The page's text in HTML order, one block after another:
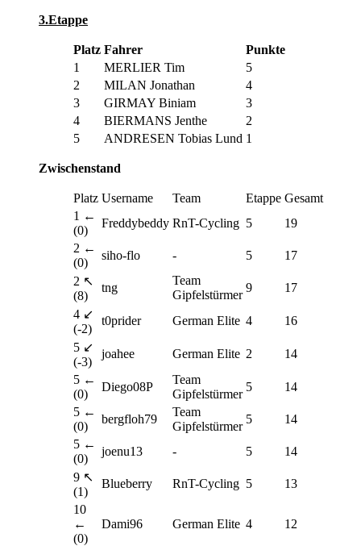
3.Etappe
Platz Fahrer
Punkte
1
MERLIER Tim
5
2
MILAN Jonathan
4
3
GIRMAY Biniam
3
4
BIERMANS Jenthe
2
5
ANDRESEN Tobias Lund 1
Zwischenstand
Platz Username Team Etappe Gesamt
1 ←
(0)
Freddybeddy RnT-Cycling 5
19
2 ←
(0)
siho-flo - 5
17
2 ↖
(8)
tng
Team
Gipfelstürmer
9
17
4 ↙
(-2)
t0prider German Elite 4
16
5 ↙
(-3)
joahee German Elite 2
14
5 ←
(0)
Diego08P
Team
Gipfelstürmer
5
14
5 ←
(0)
bergfloh79
Team
Gipfelstürmer
5
14
5 ←
(0)
joenu13 - 5
14
9 ↖
(1)
Blueberry RnT-Cycling 5
13
10
←
(0)
Dami96 German Elite 4 12